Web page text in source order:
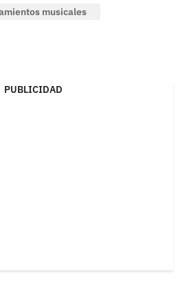
musicales
PUBLICIDAD